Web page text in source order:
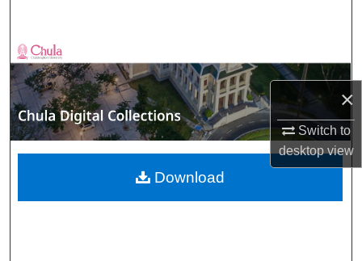
×
Switch to
desktopview
Browse Collections
My Account
About
Digital Commons Network™
Download